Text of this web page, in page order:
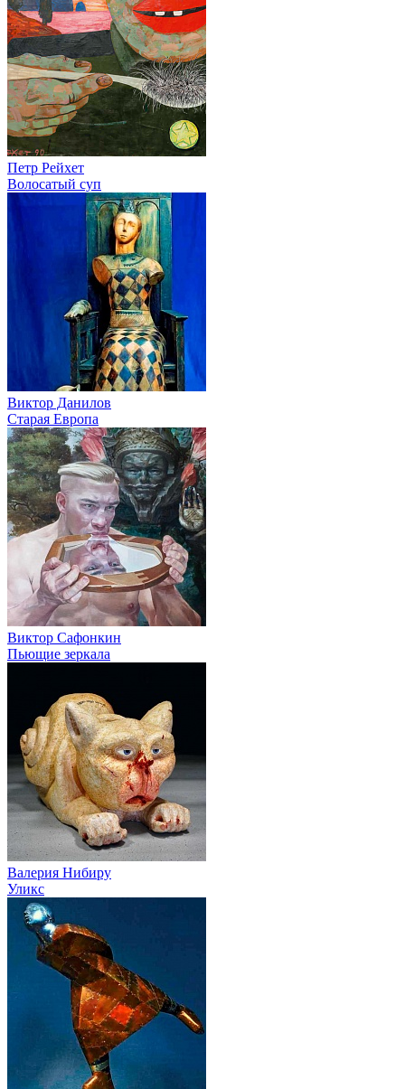
Петр Рейхет
Волосатый суп
Виктор Данилов
Старая Европа
Виктор Сафонкин
Пьющие зеркала
Валерия Нибиру
Уликс